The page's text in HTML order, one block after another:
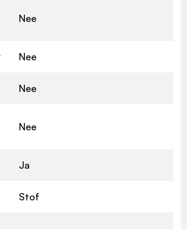
Nee
Nee
Nee
Nee
Ja
Stof